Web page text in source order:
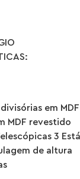
em MDF
MDF revestido
3
de altura